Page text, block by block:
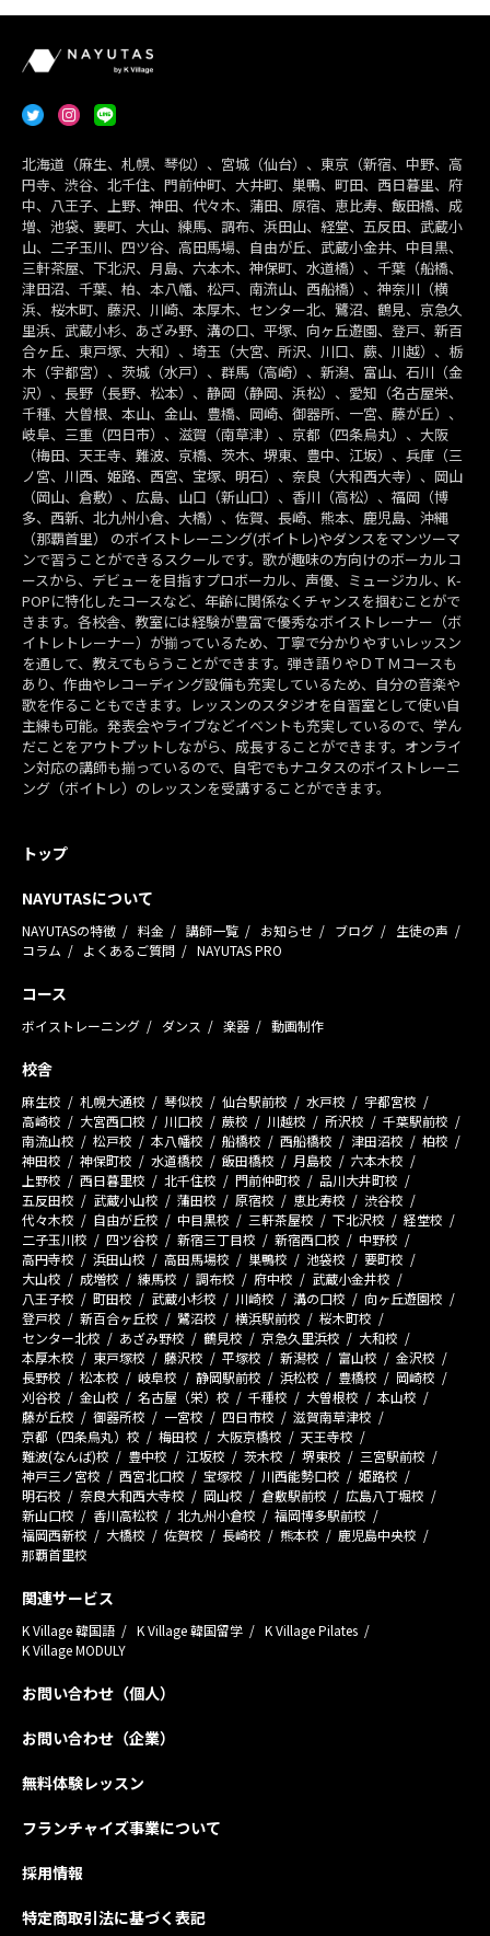
北海道（麻生、札幌、琴似）、宮城（仙台）、東京（新宿、中野、高
円寺、渋谷、北千住、門前仲町、大井町、巣鴨、町田、西日暮里、府
中、八王子、上野、神田、代々木、蒲田、原宿、恵比寿、飯田橋、成
増、池袋、要町、大山、練馬、調布、浜田山、経堂、五反田、武蔵小
山、二子玉川、四ツ谷、高田馬場、自由が丘、武蔵小金井、中目黒、
三軒茶屋、下北沢、月島、六本木、神保町、水道橋）、千葉（船橋、
津田沼、千葉、柏、本八幡、松戸、南流山、西船橋）、神奈川（横
浜、桜木町、藤沢、川崎、本厚木、センター北、鷺沼、鶴見、京急久
里浜、武蔵小杉、あざみ野、溝の口、平塚、向ヶ丘遊園、登戸、新百
合ヶ丘、東戸塚、大和）、埼玉（大宮、所沢、川口、蕨、川越）、栃
木（宇都宮）、茨城（水戸）、群馬（高崎）、新潟、富山、石川（金
沢）、長野（長野、松本）、静岡（静岡、浜松）、愛知（名古屋栄、
千種、大曽根、本山、金山、豊橋、岡崎、御器所、一宮、藤が丘）、
岐阜、三重（四日市）、滋賀（南草津）、京都（四条烏丸）、大阪
（梅田、天王寺、難波、京橋、茨木、堺東、豊中、江坂）、兵庫（三
ノ宮、川西、姫路、西宮、宝塚、明石）、奈良（大和西大寺）、岡山
（岡山、倉敷）、広島、山口（新山口）、香川（高松）、福岡（博
多、西新、北九州小倉、大橋）、佐賀、長崎、熊本、鹿児島、沖縄
（那覇首里） のボイストレーニング(ボイトレ)やダンスをマンツーマ
ンで習うことができるスクールです。歌が趣味の方向けのボーカルコ
ースから、デビューを目指すプロボーカル、声優、ミュージカル、K-
POPに特化したコースなど、年齢に関係なくチャンスを掴むことがで
きます。各校舎、教室には経験が豊富で優秀なボイストレーナー（ボ
イトレトレーナー）が揃っているため、丁寧で分かりやすいレッスン
を通して、教えてもらうことができます。弾き語りやＤＴＭコースも
あり、作曲やレコーディング設備も充実しているため、自分の音楽や
歌を作ることもできます。レッスンのスタジオを自習室として使い自
主練も可能。発表会やライブなどイベントも充実しているので、学ん
だことをアウトプットしながら、成長することができます。オンライ
ン対応の講師も揃っているので、自宅でもナユタスのボイストレーニ
ング（ボイトレ）のレッスンを受講することができます。
トップ
NAYUTASについて
NAYUTASの特徴 料金 講師一覧 お知らせ ブログ
生徒の声
コラム
よくあるご質問 NAYUTAS PRO
コース
ボイストレーニング ダンス 楽器 動画制作
校舎
麻生校 札幌大通校 琴似校 仙台駅前校 水戸校
宇都宮校
高崎校
大宮西口校 川口校 蕨校 川越校 所沢校
千葉駅前校
南流山校
松戸校 本八幡校 船橋校 西船橋校 津田沼校
柏校
神田校
神保町校 水道橋校 飯田橋校 月島校
六本木校
上野校
西日暮里校 北千住校 門前仲町校
品川大井町校
五反田校
武蔵小山校 蒲田校 原宿校 恵比寿校
渋谷校
代々木校
自由が丘校 中目黒校 三軒茶屋校 下北沢校
経堂校
二子玉川校
四ツ谷校 新宿三丁目校 新宿西口校
中野校
高円寺校
浜田山校 高田馬場校 巣鴨校 池袋校
要町校
大山校
成増校 練馬校 調布校 府中校
武蔵小金井校
八王子校
町田校 武蔵小杉校 川崎校 溝の口校
向ヶ丘遊園校
登戸校
新百合ヶ丘校 鷺沼校 横浜駅前校
桜木町校
センター北校
あざみ野校 鶴見校 京急久里浜校
大和校
本厚木校
東戸塚校 藤沢校 平塚校 新潟校 富山校
金沢校
長野校
松本校 岐阜校 静岡駅前校 浜松校 豊橋校
岡崎校
刈谷校
金山校 名古屋（栄）校 千種校 大曽根校
本山校
藤が丘校
御器所校 一宮校 四日市校
滋賀南草津校
京都（四条烏丸）校
梅田校 大阪京橋校
天王寺校
難波(なんば)校
豊中校 江坂校 茨木校 堺東校
三宮駅前校
神戸三ノ宮校
西宮北口校 宝塚校 川西能勢口校
姫路校
明石校
奈良大和西大寺校 岡山校 倉敷駅前校
広島八丁堀校
新山口校
香川高松校 北九州小倉校
福岡博多駅前校
福岡西新校
大橋校 佐賀校 長崎校 熊本校
鹿児島中央校
那覇首里校
関連サービス
K Village 韓国語 K Village 韓国留学
K Village Pilates
K Village MODULY
お問い合わせ（個人）
お問い合わせ（企業）
無料体験レッスン
フランチャイズ事業について
採用情報
特定商取引法に基づく表記